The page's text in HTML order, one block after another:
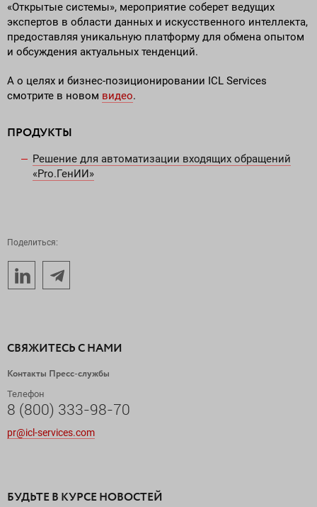
«Открытые системы», мероприятие соберет ведущих
экспертов в области данных и искусственного интеллекта,
предоставляя уникальную платформу для обмена опытом
и обсуждения актуальных тенденций.
А о целях и бизнес-позиционировании ICL Services
смотрите в новом видео.
ПРОДУКТЫ
Решение для автоматизации входящих обращений
«Pro.ГенИИ»
Поделиться:
СВЯЖИТЕСЬ С НАМИ
Контакты Пресс-службы
Телефон
8 (800) 333-98-70
pr@icl-services.com
БУДЬТЕ В КУРСЕ НОВОСТЕЙ